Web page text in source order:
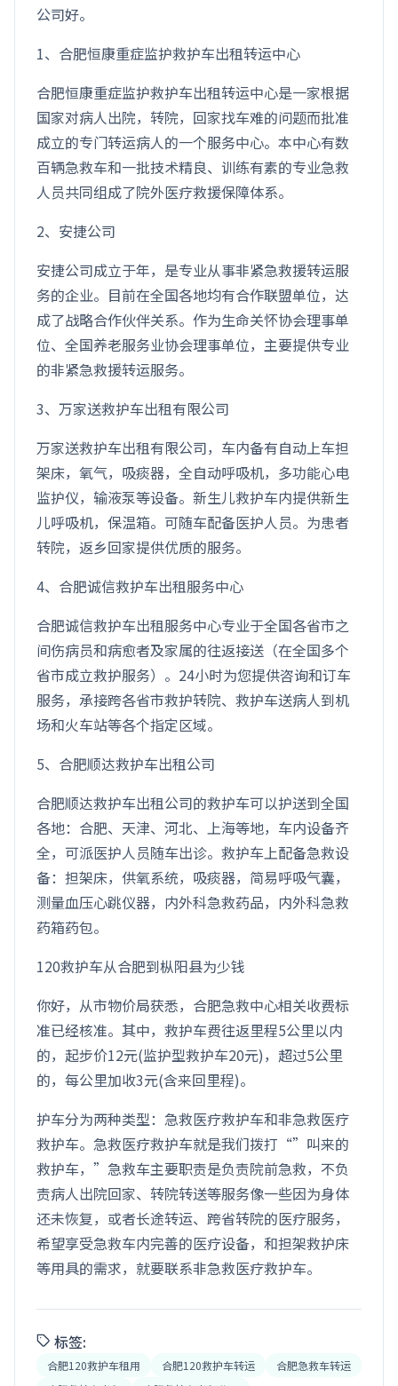
公司好。
1、合肥恒康重症监护救护车出租转运中心
合肥恒康重症监护救护车出租转运中心是一家根据
国家对病人出院，转院，回家找车难的问题而批准
成立的专门转运病人的一个服务中心。本中心有数
百辆急救车和一批技术精良、训练有素的专业急救
人员共同组成了院外医疗救援保障体系。
2、安捷公司
安捷公司成立于年，是专业从事非紧急救援转运服
务的企业。目前在全国各地均有合作联盟单位，达
成了战略合作伙伴关系。作为生命关怀协会理事单
位、全国养老服务业协会理事单位，主要提供专业
的非紧急救援转运服务。
3、万家送救护车出租有限公司
万家送救护车出租有限公司，车内备有自动上车担
架床，氧气，吸痰器，全自动呼吸机，多功能心电
监护仪，输液泵等设备。新生儿救护车内提供新生
儿呼吸机，保温箱。可随车配备医护人员。为患者
转院，返乡回家提供优质的服务。
4、合肥诚信救护车出租服务中心
合肥诚信救护车出租服务中心专业于全国各省市之
间伤病员和病愈者及家属的往返接送（在全国多个
省市成立救护服务）。24小时为您提供咨询和订车
服务，承接跨各省市救护转院、救护车送病人到机
场和火车站等各个指定区域。
5、合肥顺达救护车出租公司
合肥顺达救护车出租公司的救护车可以护送到全国
各地：合肥、天津、河北、上海等地，车内设备齐
全，可派医护人员随车出诊。救护车上配备急救设
备：担架床，供氧系统，吸痰器，简易呼吸气囊，
测量血压心跳仪器，内外科急救药品，内外科急救
药箱药包。
120救护车从合肥到枞阳县为少钱
你好，从市物价局获悉，合肥急救中心相关收费标
准已经核准。其中，救护车费往返里程5公里以内
的，起步价12元(监护型救护车20元)，超过5公里
的，每公里加收3元(含来回里程)。
护车分为两种类型：急救医疗救护车和非急救医疗
救护车。急救医疗救护车就是我们拨打“”叫来的
救护车，”急救车主要职责是负责院前急救，不负
责病人出院回家、转院转送等服务像一些因为身体
还未恢复，或者长途转运、跨省转院的医疗服务，
希望享受急救车内完善的医疗设备，和担架救护床
等用具的需求，就要联系非急救医疗救护车。
标签:
合肥120救护车租用 合肥120救护车转运
合肥急救车转运